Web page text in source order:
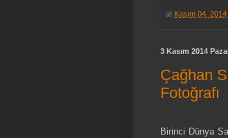
at Kasım 04, 2014
3 Kasım 2014
Çağhan
Fotoğrafı
Birinci Dünya